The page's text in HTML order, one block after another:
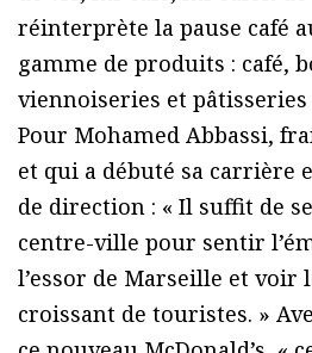
réinterprète la pause café
gamme de produits : café,
viennoiseries et pâtisseries
Pour Mohamed Abbassi,
et qui a débuté sa carrière
de direction : « Il suffit de
centre-ville pour sentir
l’essor de Marseille et voir
croissant de touristes. »